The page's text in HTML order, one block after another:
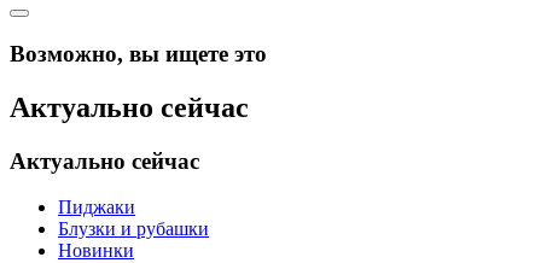
Возможно, вы ищете это
Актуально сейчас
Актуально сейчас
Пиджаки
Блузки и рубашки
Новинки